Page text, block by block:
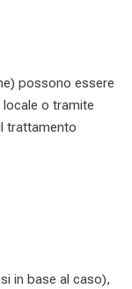
possono essere
o tramite
trattamento
in base al caso),